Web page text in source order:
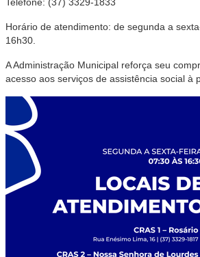
Horário de atendimento: de segunda a
16h30.
A Administração Municipal reforça seu
acesso aos serviços de assistência social à